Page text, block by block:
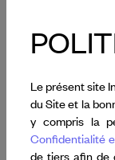
Le présent site
du Site et la
y compris la
Confidentialité
de tiers afin de